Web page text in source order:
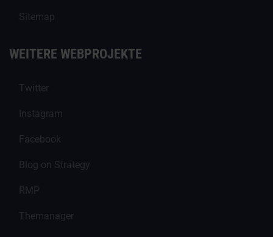
Sitemap
WEITERE WEBPROJEKTE
Twitter
Instagram
Facebook
Blog on Strategy
RMP
Themanager